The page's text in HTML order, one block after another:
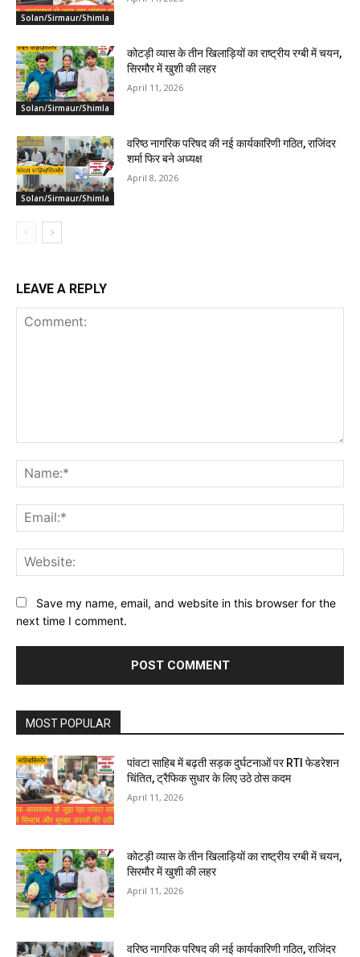
Solan/Sirmaur/Shimla
Solan/Sirmaur/Shimla
कोटड़ी व्यास के तीन खिलाड़ियों का राष्ट्रीय रग्बी में चयन,
सिरमौर में खुशी की लहर
April 11, 2026
Solan/Sirmaur/Shimla
वरिष्ठ नागरिक परिषद की नई कार्यकारिणी गठित, राजिंदर
शर्मा फिर बने अध्यक्ष
April 8, 2026
LEAVE A REPLY
Save my name, email, and website in this browser for the
next time I comment.
MOST POPULAR
पांवटा साहिब में बढ़ती सड़क दुर्घटनाओं पर RTI फेडरेशन
चिंतित, ट्रैफिक सुधार के लिए उठे ठोस कदम
April 11, 2026
कोटड़ी व्यास के तीन खिलाड़ियों का राष्ट्रीय रग्बी में चयन,
सिरमौर में खुशी की लहर
April 11, 2026
वरिष्ठ नागरिक परिषद की नई कार्यकारिणी गठित, राजिंदर